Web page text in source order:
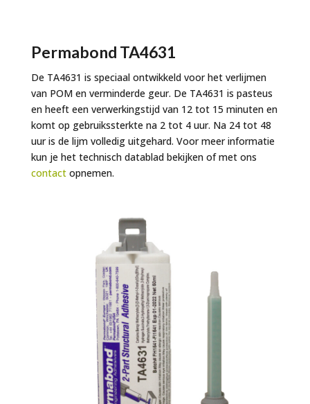
Permabond TA4631
De TA4631 is speciaal ontwikkeld voor het verlijmen
van POM en verminderde geur. De TA4631 is pasteus
en heeft een verwerkingstijd van 12 tot 15 minuten en
komt op gebruikssterkte na 2 tot 4 uur. Na 24 tot 48
uur is de lijm volledig uitgehard. Voor meer informatie
kun je het technisch datablad bekijken of met ons
contactopnemen.